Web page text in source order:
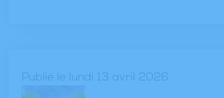
Publié le lundi 13 avril 2026